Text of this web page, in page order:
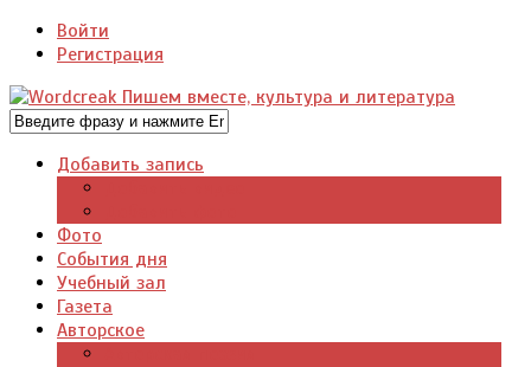
Войти
Регистрация
Добавить запись
Фото
События дня
Учебный зал
Газета
Авторское